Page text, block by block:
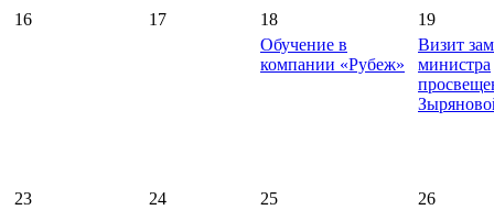
16 17
18
Обучение в
компании «Рубеж»
19
Визит
министра
23 24 25
26